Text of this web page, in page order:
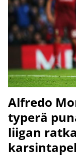
Alfredo
typerä
liigan